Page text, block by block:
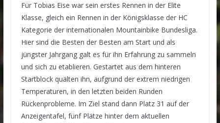
Für Tobias Eise war sein erstes Rennen in der Elite
Klasse, gleich ein Rennen in der Königsklasse der HC
Kategorie der internationalen Mountainbike Bundesliga.
Hier sind die Besten der Besten am Start und als
jüngster Jahrgang galt es für ihn Erfahrung zu sammeln
und sich zu etablieren. Gestartet aus dem hinteren
Startblock quälten ihn, aufgrund der extrem niedrigen
Temperaturen, in den letzten beiden Runden
Rückenprobleme. Im Ziel stand dann Platz 31 auf der
Anzeigentafel, fünf Plätze hinter dem aktuellen